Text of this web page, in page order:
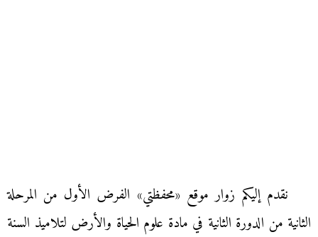
نقدم إليكم زوار موقع «محفظتي» الفرض الأول من المرحلة
الثانية من الدورة الثانية في مادة علوم الحياة والأرض لتلاميذ السنة